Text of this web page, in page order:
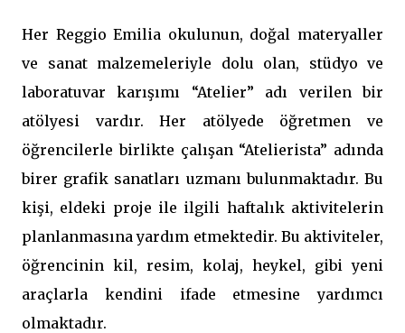
Her Reggio Emilia okulunun, doğal materyaller
ve sanat malzemeleriyle dolu olan, stüdyo ve
laboratuvar karışımı “Atelier” adı verilen bir
atölyesi vardır. Her atölyede öğretmen ve
öğrencilerle birlikte çalışan “Atelierista” adında
birer grafik sanatları uzmanı bulunmaktadır. Bu
kişi, eldeki proje ile ilgili haftalık aktivitelerin
planlanmasına yardım etmektedir. Bu aktiviteler,
öğrencinin kil, resim, kolaj, heykel, gibi yeni
araçlarla kendini ifade etmesine yardımcı
olmaktadır.